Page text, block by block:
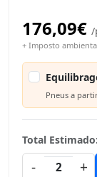
176,09€ /
+ Imposto
Pneus a
Total Estimado:
-
2 +